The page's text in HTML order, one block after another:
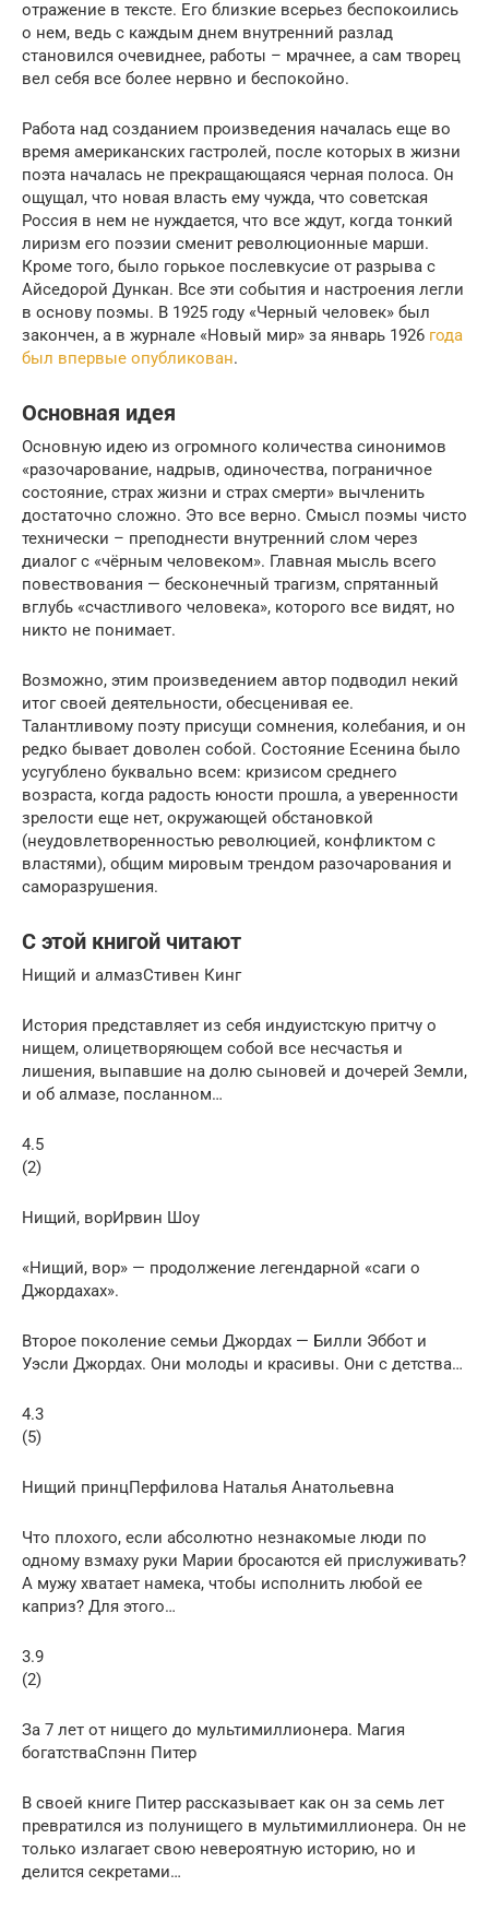
отражение в тексте. Его близкие всерьез беспокоились
о нем, ведь с каждым днем внутренний разлад
становился очевиднее, работы – мрачнее, а сам творец
вел себя все более нервно и беспокойно.
Работа над созданием произведения началась еще во
время американских гастролей, после которых в жизни
поэта началась не прекращающаяся черная полоса. Он
ощущал, что новая власть ему чужда, что советская
Россия в нем не нуждается, что все ждут, когда тонкий
лиризм его поэзии сменит революционные марши.
Кроме того, было горькое послевкусие от разрыва с
Айседорой Дункан. Все эти события и настроения легли
в основу поэмы. В 1925 году «Черный человек» был
закончен, а в журнале «Новый мир» за январь 1926 года
был впервые опубликован.
Основная идея
Основную идею из огромного количества синонимов
«разочарование, надрыв, одиночества, пограничное
состояние, страх жизни и страх смерти» вычленить
достаточно сложно. Это все верно. Смысл поэмы чисто
технически – преподнести внутренний слом через
диалог с «чёрным человеком». Главная мысль всего
повествования — бесконечный трагизм, спрятанный
вглубь «счастливого человека», которого все видят, но
никто не понимает.
Возможно, этим произведением автор подводил некий
итог своей деятельности, обесценивая ее.
Талантливому поэту присущи сомнения, колебания, и он
редко бывает доволен собой. Состояние Есенина было
усугублено буквально всем: кризисом среднего
возраста, когда радость юности прошла, а уверенности
зрелости еще нет, окружающей обстановкой
(неудовлетворенностью революцией, конфликтом с
властями), общим мировым трендом разочарования и
саморазрушения.
С этой книгой читают
Нищий и алмазСтивен Кинг
История представляет из себя индуистскую притчу о
нищем, олицетворяющем собой все несчастья и
лишения, выпавшие на долю сыновей и дочерей Земли,
и об алмазе, посланном…
4.5
(2)
Нищий, ворИрвин Шоу
«Нищий, вор» — продолжение легендарной «саги о
Джордахах».
Второе поколение семьи Джордах — Билли Эббот и
Уэсли Джордах. Они молоды и красивы. Они с детства…
4.3
(5)
Нищий принцПерфилова Наталья Анатольевна
Что плохого, если абсолютно незнакомые люди по
одному взмаху руки Марии бросаются ей прислуживать?
А мужу хватает намека, чтобы исполнить любой ее
каприз? Для этого…
3.9
(2)
За 7 лет от нищего до мультимиллионера. Магия
богатстваСпэнн Питер
В своей книге Питер рассказывает как он за семь лет
превратился из полунищего в мультимиллионера. Он не
только излагает свою невероятную историю, но и
делится секретами…